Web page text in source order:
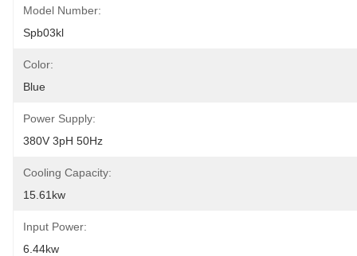
Model Number:
Spb03kl
Color:
Blue
Power Supply:
380V 3pH 50Hz
Cooling Capacity:
15.61kw
Input Power:
6.44kw